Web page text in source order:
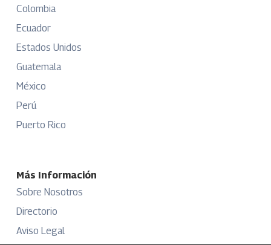
Colombia
Ecuador
Estados Unidos
Guatemala
México
Perú
Puerto Rico
Más Información
Sobre Nosotros
Directorio
Aviso Legal